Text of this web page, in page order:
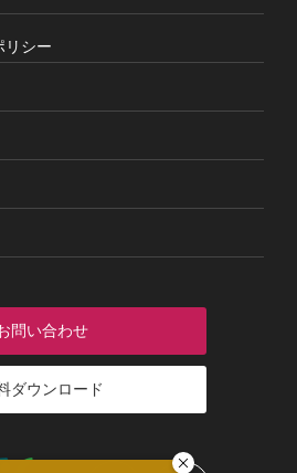
リシー
問い合わせ
ダウンロード